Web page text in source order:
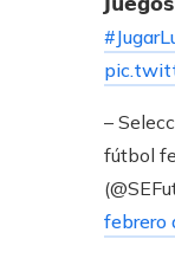
–
fútbol
febrero